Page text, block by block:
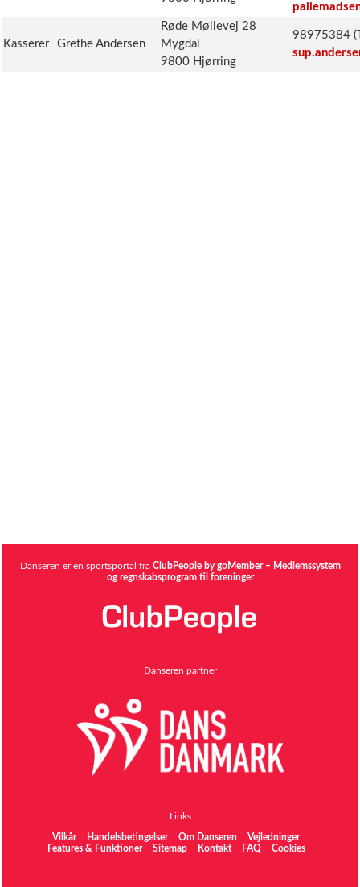
Kasserer Grethe Andersen
Røde Møllevej 28
Mygdal
9800 Hjørring
98975384
Danseren er en sportsportal fra ClubPeople by goMember – Medlemssystem
og regnskabsprogram til foreninger
Danseren partner
Links
Vilkår Handelsbetingelser Om Danseren
Vejledninger
Features & Funktioner
Sitemap Kontakt FAQ Cookies